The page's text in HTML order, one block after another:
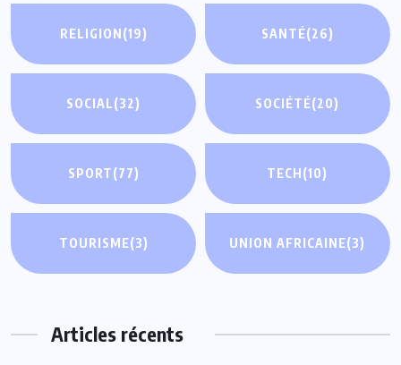
RELIGION(19) SANTÉ(26)
SOCIAL(32) SOCIÉTÉ(20)
SPORT(77) TECH(10)
TOURISME(3) UNION AFRICAINE(3)
Articles récents